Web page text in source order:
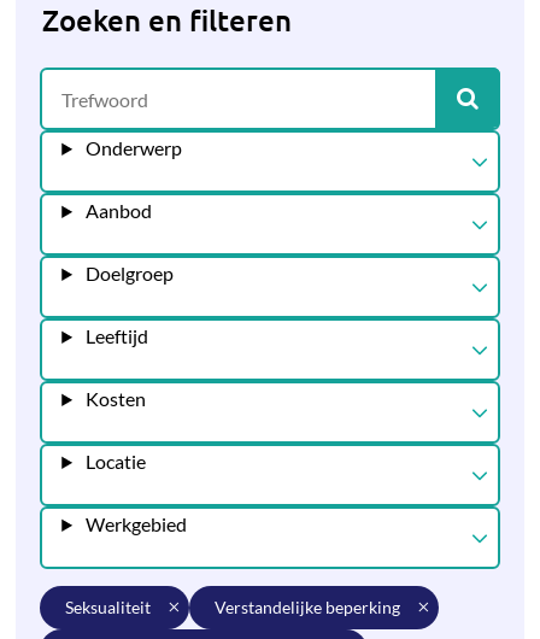
Zoeken en filteren
Onderwerp
Aanbod
Doelgroep
Leeftijd
Kosten
Locatie
Werkgebied
seksualiteit verstandelijke beperking